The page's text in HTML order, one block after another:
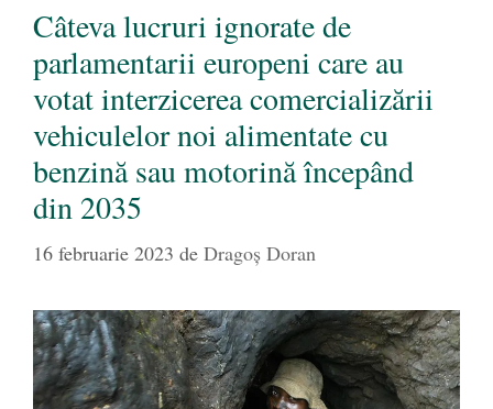
Câteva lucruri ignorate de
parlamentarii europeni care au
votat interzicerea comercializării
vehiculelor noi alimentate cu
benzină sau motorină începând
din 2035
16 februarie 2023 de Dragoș Doran